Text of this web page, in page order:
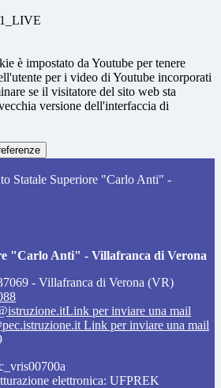
è impostato da Youtube per tenere
per i video di Youtube incorporati
se il visitatore del sito web sta
versione dell'interfaccia di
Statale Superiore "Carlo Anti" -
"Carlo Anti" - Villafranca di Verona
- Villafranca di Verona (VR)
Link per inviare una mail
Link per inviare una mail
elettronica: UFPREK